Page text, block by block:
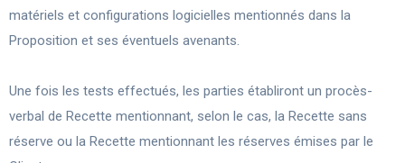
matériels et configurations logicielles mentionnés dans la
Proposition et ses éventuels avenants.
Une fois les tests effectués, les parties établiront un procès-
verbal de Recette mentionnant, selon le cas, la Recette sans
réserve ou la Recette mentionnant les réserves émises par le